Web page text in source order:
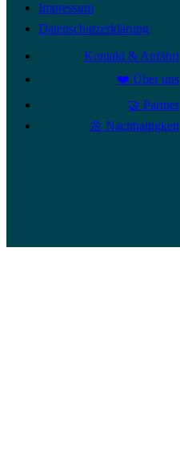
Impressum
Datenschutzerklärung
Kontakt & Anfahrt
❤️ Über uns
🤝 Partner
🌼 Nachhaltigkeit